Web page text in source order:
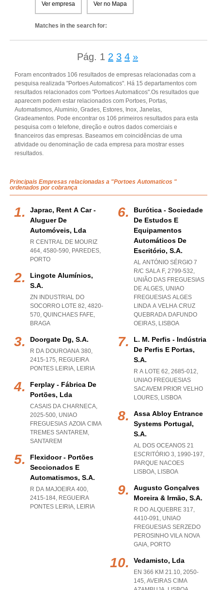
Ver empresa Ver no Mapa
Matches in the search for:
Pág. 1 2 3 4 »
Foram encontrados 106 resultados de empresas relacionadas com a
pesquisa realizada "Portoes Automaticos". Há 15 departamentos com
resultados relacionados com "Portoes Automaticos".Os resultados que
aparecem podem estar relacionados com Portoes, Portas,
Automatismos, Aluminio, Grades, Estores, Inox, Janelas,
Gradeamentos. Pode encontrar os 106 primeiros resultados para esta
pesquisa com o telefone, direção e outros dados comerciais e
financeiros das empresas. Baseamos em coincidências de uma
atividade ou denominação de cada empresa para mostrar esses
resultados.
Principais Empresas relacionadas a "Portoes Automaticos "
ordenados por cobrança
Japrac, Rent A Car -
Aluguer De
Automóveis, Lda
R CENTRAL DE MOURIZ
464, 4580-590, PAREDES,
PORTO
Lingote Alumínios,
S.a.
ZN INDUSTRIAL DO
SOCORRO LOTE 82, 4820-
570, QUINCHAES FAFE,
BRAGA
Doorgate Dg, S.a.
R DA DOUROANA 380,
2415-175, REGUEIRA
PONTES LEIRIA, LEIRIA
Ferplay - Fábrica De
Portões, Lda
CASAIS DA CHARNECA,
2025-500, UNIAO
FREGUESIAS AZOIA CIMA
TREMES SANTAREM ,
SANTAREM
Flexidoor - Portões
Seccionados E
Automatismos, S.a.
R DA MAJOEIRA 400,
2415-184, REGUEIRA
PONTES LEIRIA, LEIRIA
Burótica - Sociedade
De Estudos E
Equipamentos
Automáticos De
Escritório, S.a.
AL ANTÓNIO SÉRGIO 7
R/C SALA F, 2799-532,
UNIÃO DAS FREGUESIAS
DE ALGES, UNIAO
FREGUESIAS ALGES
LINDA A VELHA CRUZ
QUEBRADA DAFUNDO
OEIRAS, LISBOA
L. M. Perfis - Indústria
De Perfis E Portas,
S.a.
R A LOTE 62, 2685-012,
UNIAO FREGUESIAS
SACAVEM PRIOR VELHO
LOURES, LISBOA
Assa Abloy Entrance
Systems Portugal,
S.a.
AL DOS OCEANOS 21
ESCRITÓRIO 3, 1990-197,
PARQUE NACOES
LISBOA, LISBOA
Augusto Gonçalves
Moreira & Irmão, S.a.
R DO ALQUEBRE 317,
4410-091, UNIAO
FREGUESIAS SERZEDO
PEROSINHO VILA NOVA
GAIA, PORTO
Vedamisto, Lda
EN 366 KM 21.10, 2050-
145, AVEIRAS CIMA